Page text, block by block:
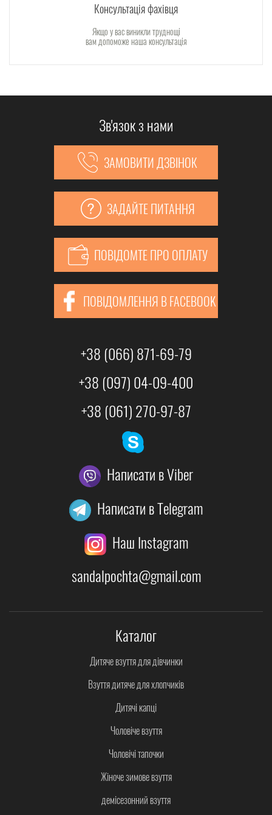
Консультація фахівця
Якщо у вас виникли труднощі
вам допоможе наша консультація
Зв'язок з нами
ЗАМОВИТИ ДЗВІНОК
ЗАДАЙТЕ ПИТАННЯ
ПОВІДОМТЕ ПРО ОПЛАТУ
ПОВІДОМЛЕННЯ В FACEBOOK
+38 (066) 871-69-79
+38 (097) 04-09-400
+38 (061) 270-97-87
Написати в Viber
Написати в Telegram
Наш Instagram
sandalpochta@gmail.com
Каталог
Дитяче взуття для дівчинки
Взуття дитяче для хлопчиків
Дитячі капці
Чоловіче взуття
Чоловічі тапочки
Жіноче зимове взуття
демісезонний взуття